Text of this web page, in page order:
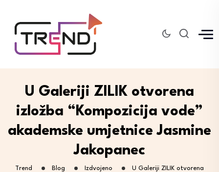
U Galeriji ZILIK otvorena
izložba “Kompozicija vode”
akademske umjetnice Jasmine
Jakopanec
Trend Blog Izdvojeno
U Galeriji ZILIK otvorena